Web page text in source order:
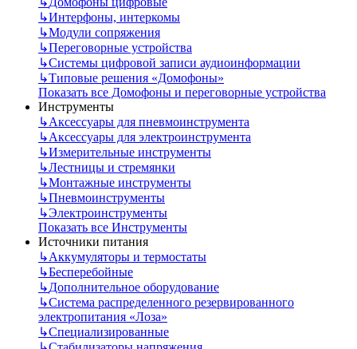
↳Интерфоны, интеркомы
↳Модули сопряжения
↳Переговорные устройства
↳Системы цифровой записи аудиоинформации
↳Типовые решения «Домофоны»
Показать все Домофоны и переговорные устройства
Инструменты
↳Аксессуары для пневмоинструмента
↳Аксессуары для электроинструмента
↳Измерительные инструменты
↳Лестницы и стремянки
↳Монтажные инструменты
↳Пневмоинструменты
↳Электроинструменты
Показать все Инструменты
Источники питания
↳Аккумуляторы и термостаты
↳Бесперебойные
↳Дополнительное оборудование
↳Система распределенного резервированного
электропитания «Лоза»
↳Специализированные